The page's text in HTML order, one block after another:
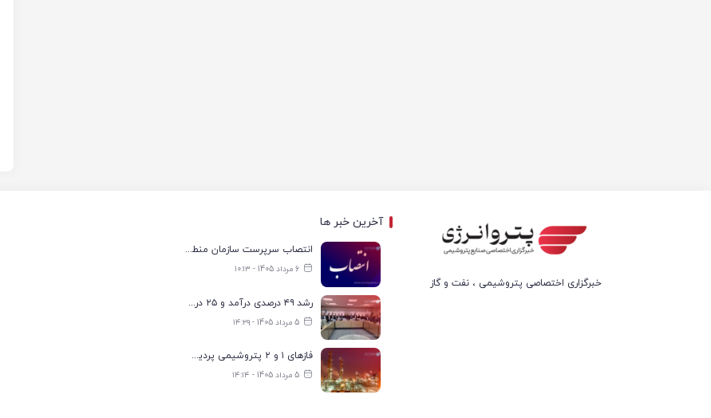
خبرگزاری اختصاصی پتروشیمی ، نفت و گاز
آخرین خبر ها
انتصاب سرپرست سازمان منطقه ویژه اقتصادی انرژی پارس
6 مرداد 1405 - ۱۰:۱۳
رشد ۴۹ درصدی درآمد و ۲۵ درصدی سود خالص؛ بیدبلند خلیج‌فارس سال ۱۴۰۴ را با رکوردهای جدید به پایان رساند
5 مرداد 1405 - ۱۴:۲۹
فازهای ۱ و ۲ پتروشیمی پردیس با ۸۵ درصد ظرفیت به مدار تولید بازگشتند
5 مرداد 1405 - ۱۴:۱۴